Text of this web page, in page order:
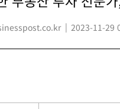
2023-11-29